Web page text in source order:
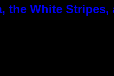
the White Stripes,